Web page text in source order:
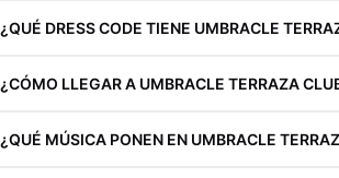
¿QUÉ DRESS CODE TIENE UMBRACLE
¿CÓMO LLEGAR A UMBRACLE TERRAZA
¿QUÉ MÚSICA PONEN EN UMBRACLE